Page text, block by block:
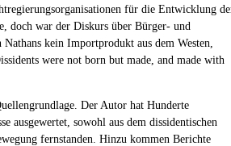
für die Entwicklung
doch war der Diskurs über Bürger- und
kein Importprodukt aus dem Westen,
were not born but made, and made with
Der Autor hat Hunderte
ausgewertet, sowohl aus dem dissidentischen
fernstanden. Hinzu kommen Berichte